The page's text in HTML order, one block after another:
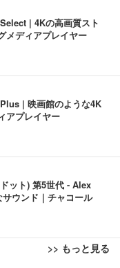
| 4Kの高画質スト
メディアプレイヤー
| 映画館のような4K
アプレイヤー
ット) 第5世代 - Alex
ウンド｜チャコール
>> もっと見る